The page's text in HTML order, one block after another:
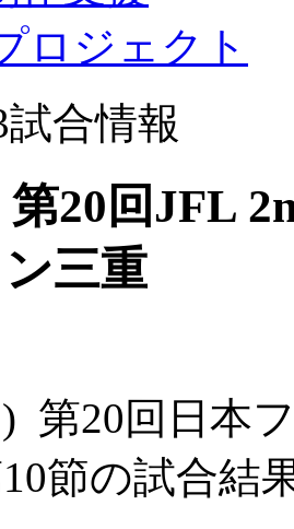
ロジェクト
試合情報
第20回JFL
三重
) 第20回日本
10節の試合結